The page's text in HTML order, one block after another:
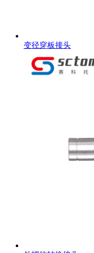
变径穿板接头